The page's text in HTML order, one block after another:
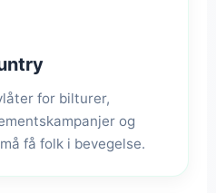
for bilturer,
og
få folk i bevegelse.